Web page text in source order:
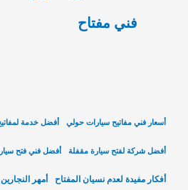
فني مفتاح
أسعار فني مفاتيح سيارات حولي أفضل خدمة
أفضل شركة لفتح سيارة مقفلة أفضل فني فتح
أفكار مفيدة لعدم نسيان المفتاح أمهر